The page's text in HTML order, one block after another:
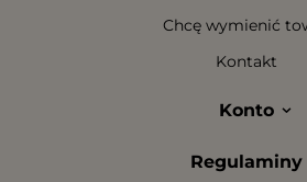
Chcę wymienić
Kontakt
Konto
Regulaminy